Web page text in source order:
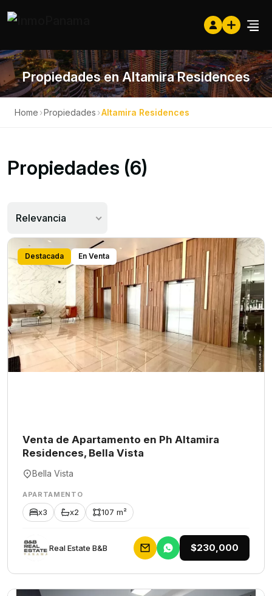
Propiedades en Altamira Residences
Home ›Propiedades ›Altamira Residences
Propiedades (6)
Relevancia
Destacada En Venta
Venta de Apartamento en Ph Altamira
Residences, Bella Vista
Bella Vista
APARTAMENTO
x3 x2 107 m²
Rеаl Еstаtе В&В $230,000